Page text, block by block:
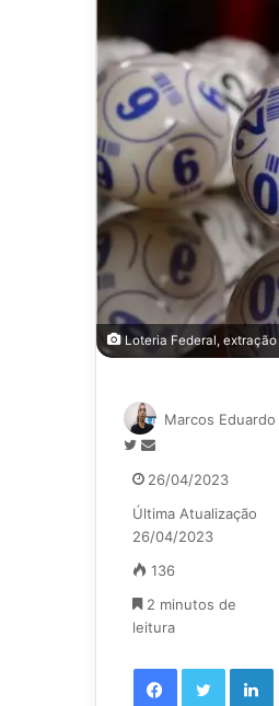
Loteria Federal,
Marcos Eduardo
Siga
Twitter
Mande
e-
mail
26/04/2023
Última Atualização
26/04/2023
136
2 minutos de
leitura
FacebookTwitter